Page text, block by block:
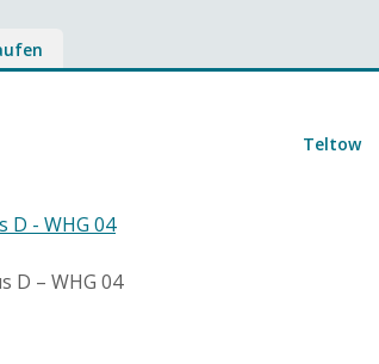
Teltow
D - WHG 04
D – WHG 04